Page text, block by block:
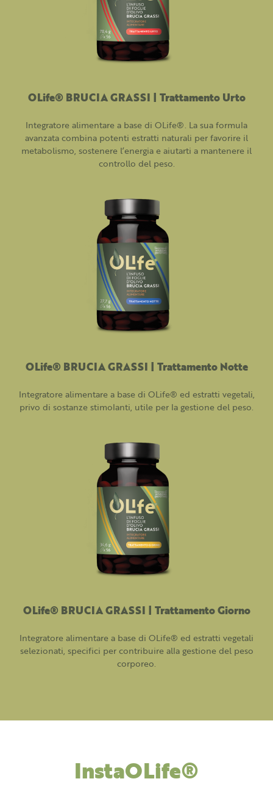
OLife® BRUCIA GRASSI | Trattamento Urto
Integratore alimentare a base di OLife®. La sua formula
avanzata combina potenti estratti naturali per favorire il
metabolismo, sostenere l’energia e aiutarti a mantenere il
controllo del peso.
OLife® BRUCIA GRASSI | Trattamento Notte
Integratore alimentare a base di OLife® ed estratti vegetali,
privo di sostanze stimolanti, utile per la gestione del peso.
OLife® BRUCIA GRASSI | Trattamento Giorno
Integratore alimentare a base di OLife® ed estratti vegetali
selezionati, specifici per contribuire alla gestione del peso
corporeo.
InstaOLife®